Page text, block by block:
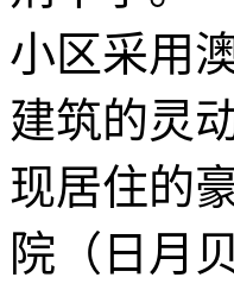
小区采用
建筑的灵
现居住的
院（日月